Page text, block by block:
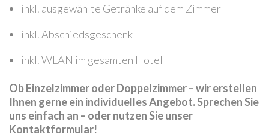
inkl. ausgewählte Getränke auf dem Zimmer
inkl. Abschiedsgeschenk
inkl. WLAN im gesamten Hotel
Ob Einzelzimmer oder Doppelzimmer – wir erstellen
Ihnen gerne ein individuelles Angebot. Sprechen Sie
uns einfach an – oder nutzen Sie unser
Kontaktformular!